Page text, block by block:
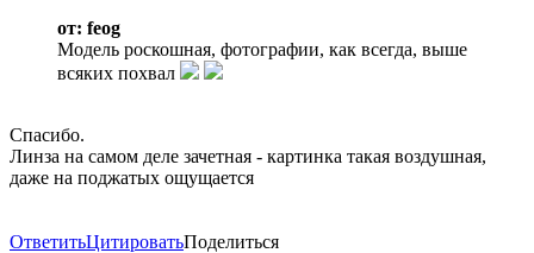
от: feog
Модель роскошная, фотографии, как всегда, выше
всяких похвал
Спасибо.
Линза на самом деле зачетная - картинка такая воздушная,
даже на поджатых ощущается
ОтветитьЦитироватьПоделиться